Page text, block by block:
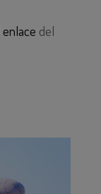
enlace del